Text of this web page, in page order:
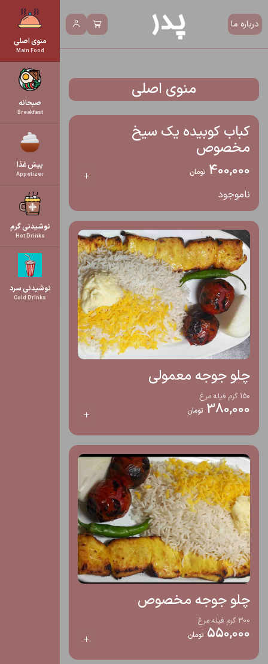
منوی اصلی
Main Food
صبحانه
Breakfast
پیش غذا
Appetizer
نوشیدنی گرم
Hot Drinks
نوشیدنی سرد
Cold Drinks
درباره ما
منوی اصلی
کباب کوبیده یک سیخ
مخصوص
400,000 تومان
ناموجود
چلو جوجه معمولی
150 گرم فیله مرغ
380,000 تومان
چلو جوجه مخصوص
300 گرم فیله مرغ
550,000 تومان